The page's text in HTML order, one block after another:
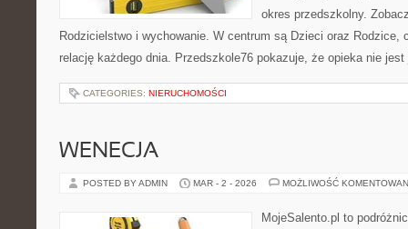
okres przedszkolny.
Rodzicielstwo i wychowanie. W centrum są Dzieci oraz Rodzice,
relację każdego dnia. Przedszkole76 pokazuje, że opieka nie
CATEGORIES: NIERUCHOMOŚCI
WENECJA
POSTED BY ADMIN MAR - 2 - 2026 MOŻLIWOŚĆ
MojeSalento.pl to